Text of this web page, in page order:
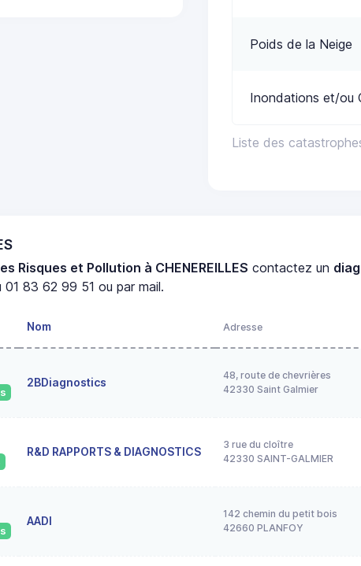
Liste des
Poids de la Neige
Inondations et/ou
Risques et Pollution à CHENEREILLES contactez un
01 83 62 99 51 ou par mail.
Nom Adresse
2BDiagnostics
48, route de chevrières
42330 Saint Galmier
R&D RAPPORTS & DIAGNOSTICS
3 rue du cloître
42330 SAINT-GALMIER
AADI
142 chemin du petit bois
42660 PLANFOY